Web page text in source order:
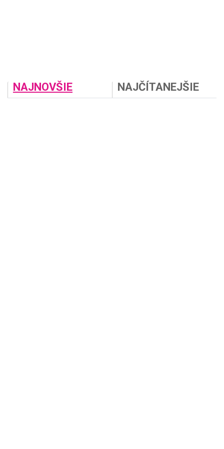
NAJNOVŠIE NAJČÍTANEJŠIE